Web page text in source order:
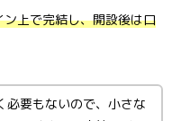
上で完結し、開設後は口
必要もないので、小さな